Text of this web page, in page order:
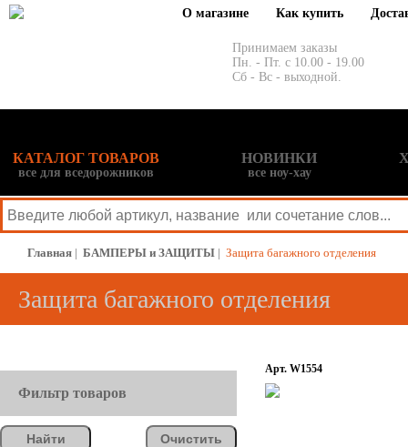
О магазине Как купить
Принимаем заказы
Пн. - Пт. с 10.00 - 19.00
Сб - Вс - выходной.
КАТАЛОГ ТОВАРОВ
все для вседорожников
НОВИНКИ
все ноу-хау
Главная | БАМПЕРЫ и ЗАЩИТЫ | Защита багажного отделения
Защита багажного отделения
Фильтр товаров
Найти Очистить
Арт. W1554